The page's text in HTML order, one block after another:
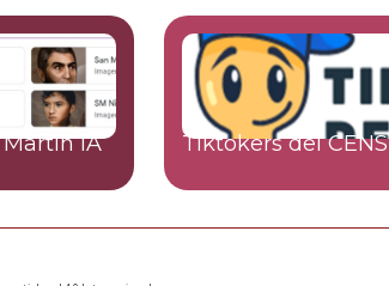
IA Tiktokers del CENS